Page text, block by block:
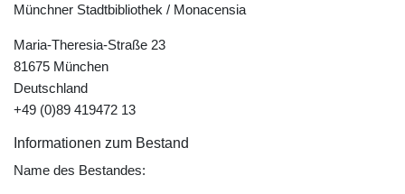
Münchner Stadtbibliothek / Monacensia
Maria-Theresia-Straße 23
81675 München
Deutschland
+49 (0)89 419472 13
Informationen zum Bestand
Name des Bestandes: